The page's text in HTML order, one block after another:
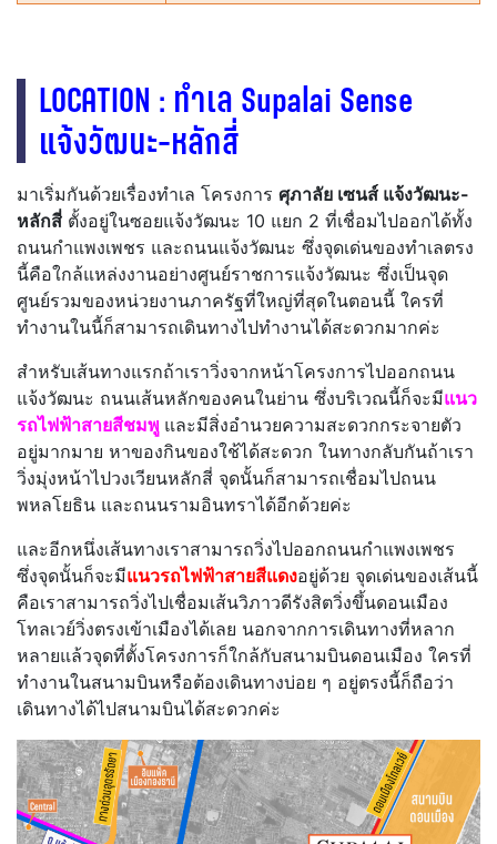
LOCATION : ทำเล Supalai Sense
แจ้งวัฒนะ-หลักสี่
มาเริ่มกันด้วยเรื่องทำเล โครงการ ศุภาลัย เซนส์ แจ้งวัฒนะ-
หลักสี่ ตั้งอยู่ในซอยแจ้งวัฒนะ 10 แยก 2 ที่เชื่อมไปออกได้ทั้ง
ถนนกำแพงเพชร และถนนแจ้งวัฒนะ ซึ่งจุดเด่นของทำเลตรง
นี้คือใกล้แหล่งงานอย่างศูนย์ราชการแจ้งวัฒนะ ซึ่งเป็นจุด
ศูนย์รวมของหน่วยงานภาครัฐที่ใหญ่ที่สุดในตอนนี้ ใครที่
ทำงานในนี้ก็สามารถเดินทางไปทำงานได้สะดวกมากค่ะ
สำหรับเส้นทางแรกถ้าเราวิ่งจากหน้าโครงการไปออกถนน
แจ้งวัฒนะ ถนนเส้นหลักของคนในย่าน ซึ่งบริเวณนี้ก็จะมีแนว
รถไฟฟ้าสายสีชมพู และมีสิ่งอำนวยความสะดวกกระจายตัว
อยู่มากมาย หาของกินของใช้ได้สะดวก ในทางกลับกันถ้าเรา
วิ่งมุ่งหน้าไปวงเวียนหลักสี่ จุดนั้นก็สามารถเชื่อมไปถนน
พหลโยธิน และถนนรามอินทราได้อีกด้วยค่ะ
และอีกหนึ่งเส้นทางเราสามารถวิ่งไปออกถนนกำแพงเพชร
ซึ่งจุดนั้นก็จะมีแนวรถไฟฟ้าสายสีแดงอยู่ด้วย จุดเด่นของเส้นนี้
คือเราสามารถวิ่งไปเชื่อมเส้นวิภาวดีรังสิตวิ่งขึ้นดอนเมือง
โทลเวย์วิ่งตรงเข้าเมืองได้เลย นอกจากการเดินทางที่หลาก
หลายแล้วจุดที่ตั้งโครงการก็ใกล้กับสนามบินดอนเมือง ใครที่
ทำงานในสนามบินหรือต้องเดินทางบ่อย ๆ อยู่ตรงนี้ก็ถือว่า
เดินทางได้ไปสนามบินได้สะดวกค่ะ